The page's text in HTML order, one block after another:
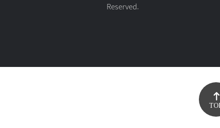
Reserved.